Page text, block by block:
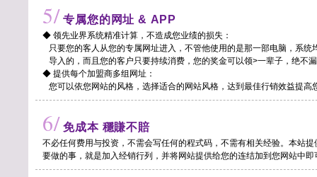
5/ 专属您的网址 & APP
◆ 领先业界系统精准计算，不造成您业绩的损失：
只要您的客人从您的专属网址进入，不管他使用的是那一部电脑，系统
导入的，而且您的客户只要持续消费，您的奖金可以领>一辈子，绝不
◆ 提供每个加盟商多组网址：
您可以依您网站的风格，选择适合的网站风格，达到最佳行销效益提高
6/ 免成本 穩賺不賠
不必任何费用与投资，不需会写任何的程式码，不需有相关经验。本站
要做的事，就是加入经销行列，并将网站提供给您的连结加到您网站中即